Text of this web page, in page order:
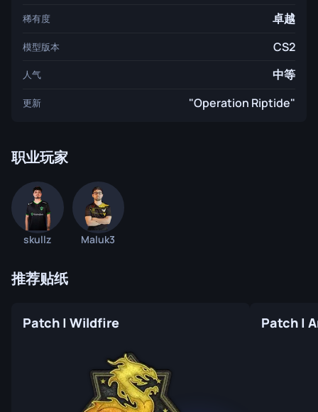
稀有度 卓越
模型版本 CS2
人气 中等
更新 "Operation Riptide"
职业玩家
skullz Maluk3
推荐贴纸
Patch | Wildfire Patch |